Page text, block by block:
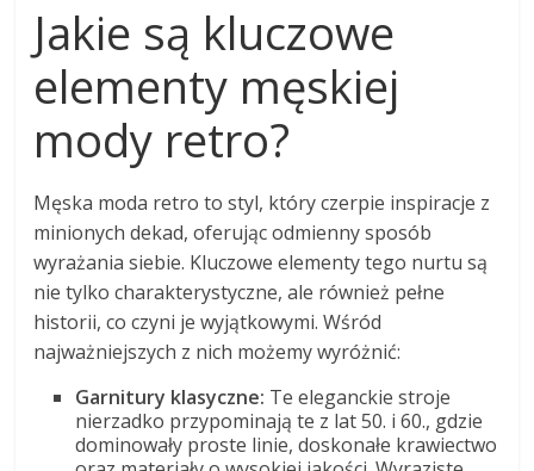
Jakie są kluczowe
elementy męskiej
mody retro?
Męska moda retro to styl, który czerpie inspiracje z
minionych dekad, oferując odmienny sposób
wyrażania siebie. Kluczowe elementy tego nurtu są
nie tylko charakterystyczne, ale również pełne
historii, co czyni je wyjątkowymi. Wśród
najważniejszych z nich możemy wyróżnić:
Garnitury klasyczne: Te eleganckie stroje
nierzadko przypominają te z lat 50. i 60., gdzie
dominowały proste linie, doskonałe krawiectwo